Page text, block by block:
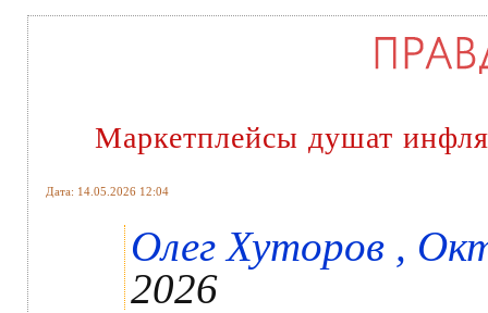
Маркетплейсы душат
Дата: 14.05.2026 12:04
Олег Хуторов ,
2026